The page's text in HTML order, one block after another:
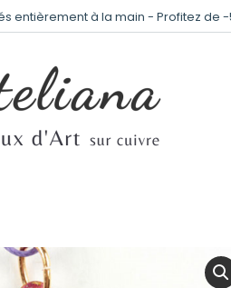
entièrement à la main - Profitez de